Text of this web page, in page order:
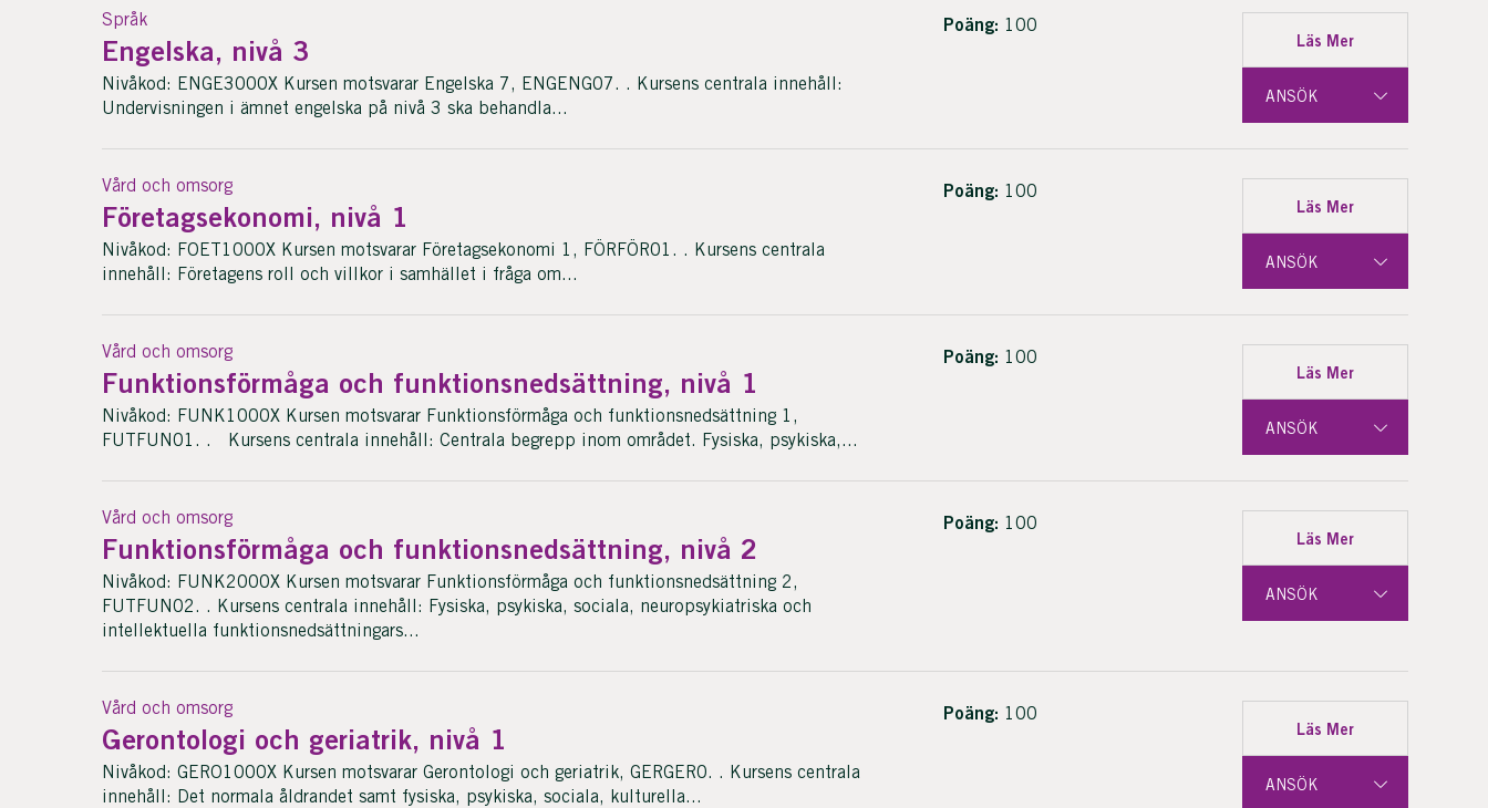
Språk
Engelska, nivå 3
Nivåkod: ENGE3000X Kursen motsvarar Engelska 7, ENGENG07. . Kursens centrala innehåll:
Undervisningen i ämnet engelska på nivå 3 ska behandla...
Poäng: 100
Läs Mer
ANSÖK
Vård och omsorg
Företagsekonomi, nivå 1
Nivåkod: FOET1000X Kursen motsvarar Företagsekonomi 1, FÖRFÖR01. . Kursens centrala
innehåll: Företagens roll och villkor i samhället i fråga om...
Poäng: 100
Läs Mer
ANSÖK
Vård och omsorg
Funktionsförmåga och funktionsnedsättning, nivå 1
Nivåkod: FUNK1000X Kursen motsvarar Funktionsförmåga och funktionsnedsättning 1,
FUTFUN01. . Kursens centrala innehåll: Centrala begrepp inom området. Fysiska, psykiska,...
Poäng: 100
Läs Mer
ANSÖK
Vård och omsorg
Funktionsförmåga och funktionsnedsättning, nivå 2
Nivåkod: FUNK2000X Kursen motsvarar Funktionsförmåga och funktionsnedsättning 2,
FUTFUN02. . Kursens centrala innehåll: Fysiska, psykiska, sociala, neuropsykiatriska och
intellektuella funktionsnedsättningars...
Poäng: 100
Läs Mer
ANSÖK
Vård och omsorg
Gerontologi och geriatrik, nivå 1
Nivåkod: GERO1000X Kursen motsvarar Gerontologi och geriatrik, GERGER0. . Kursens centrala
innehåll: Det normala åldrandet samt fysiska, psykiska, sociala, kulturella...
Poäng: 100
Läs Mer
ANSÖK